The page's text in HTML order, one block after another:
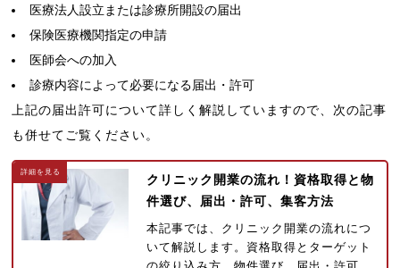
医療法人設立または診療所開設の届出
保険医療機関指定の申請
医師会への加入
診療内容によって必要になる届出・許可
上記の届出許可について詳しく解説していますので、次の記事
も併せてご覧ください。
クリニック開業の流れ！資格取得と物
件選び、届出・許可、集客方法
本記事では、クリニック開業の流れにつ
いて解説します。資格取得とターゲット
の絞り込み方、物件選び、届出・許可、